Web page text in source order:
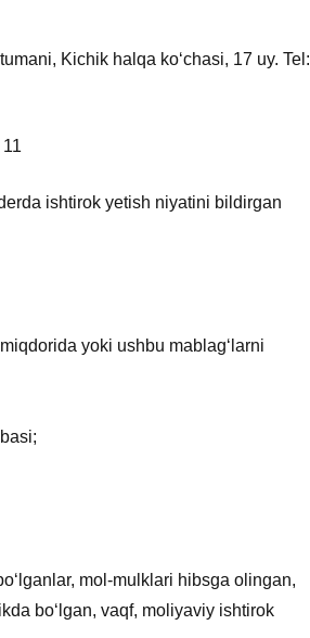
Kichik halqa koʻchasi, 17 uy. Tel:
ishtirok yetish niyatini bildirgan
yoki ushbu mablagʻlarni
mol-mulklari hibsga olingan,
boʻlgan, vaqf, moliyaviy ishtirok